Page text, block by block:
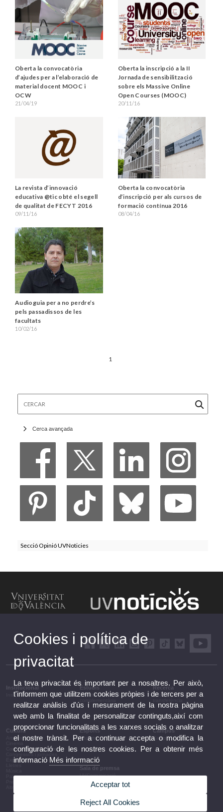
Oberta la convocatòria
d’ajudes per a l’elaboració de
material docent MOOC i
OCW
21/04/19
Oberta la inscripció a la II
Jornada de sensibilització
sobre els Massive Online
Open Courses (MOOC)
20/11/16
La revista d’innovació
educativa @tic obté el segell
de qualitat de FECYT 2016
09/11/16
Oberta la convocatòria
d’inscripció per als cursos de
formació contínua 2016
08/04/16
Audioguia per a no perdre’s
pels passadissos de les
facultats
10/02/16
1
Cerca avançada
Secció Opinió UVNoticies
Institucional
Institucional
Estudis
Estudis i formació
Recerca
Recerca, innovació i
Cultura
Arts escèniques
Conferències i debats
Congressos i jornades
Exposicions
Patrimoni
Esports
Esports
Campus
Campus
Sala de premsa
UVComunicació
Notes de premsa
Agenda de govern
Informació corporativa
Cookies i política de
privacitat
La teva privacitat és important per a nosaltres. Per això,
t'informem que utilitzem cookies pròpies i de tercers per a
realitzar anàlisis d'ús i mesurament de la nostra pàgina
web amb la finalitat de personalitzar continguts,així com
proporcionar funcionalitats a les xarxes socials o analitzar
el nostre trànsit. Per a continuar accepta o modifica la
configuració de les nostres cookies. Per a obtenir més
informació Més informació
Acceptar tot
Reject All Cookies